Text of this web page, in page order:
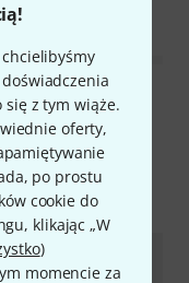
się z tym wiąże.
oferty,
po prostu
cookie do
klikając „W
)
momencie za
do